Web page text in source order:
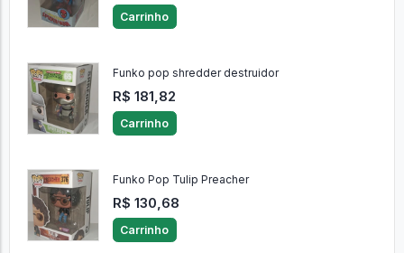
Carrinho
Funko pop shredder destruidor
R$ 181,82
Carrinho
Funko Pop Tulip Preacher
R$ 130,68
Carrinho